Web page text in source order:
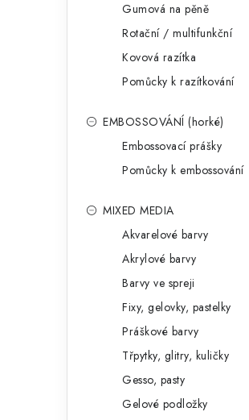
Gumová na pěně
Rotační / multifunkční
Kovová razítka
Pomůcky k razítkování
EMBOSSOVÁNÍ (horké)
Embossovací prášky
Pomůcky k embossování
MIXED MEDIA
Akvarelové barvy
Akrylové barvy
Barvy ve spreji
Fixy, gelovky, pastelky
Práškové barvy
Třpytky, glitry, kuličky
Gesso, pasty
Gelové podložky